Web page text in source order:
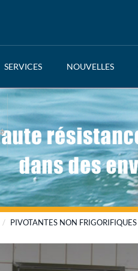
SERVICES NOUVELLES
PIVOTANTES NON FRIGORIFIQUES